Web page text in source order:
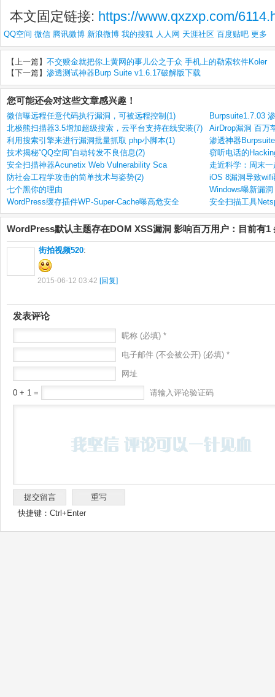
本文固定链接: https://www.qxzxp.com/
QQ空间 微信 腾讯微博 新浪微博 我的搜狐 人人网 天涯社区 百度贴吧 更多
【上一篇】 不交赎金就把你上黄网的事儿公之于众 手机上的勒索软件Koler
【下一篇】 渗透测试神器Burp Suite v1.6.17破解版下载
您可能还会对这些文章感兴趣！
微信曝远程任意代码执行漏洞，可被远程控制(1)
Burpsuite1.7.03
北极熊扫描器3.5增加超级搜索，云平台支持在线安装(7)
AirDrop漏洞 百万
利用搜索引擎来进行漏洞批量抓取 php小脚本(1)
渗透神器
技术揭秘“QQ空间”自动转发不良信息(2)
窃听电话的
安全扫描神器Acunetix Web Vulnerability Sca
走近科学：周末
防社会工程学攻击的简单技术与姿势(2)
iOS 8漏洞导致
七个黑你的理由
Windows曝新漏
WordPress缓存插件WP-Super-Cache曝高危安全
安全扫描工具
WordPress默认主题存在DOM XSS漏洞 影响百万用户：目前有1
街拍视频520:
2015-06-12 03:42 [回复]
发表评论
昵称 (必填) *
电子邮件 (不会被公开) (必填) *
网址
0 + 1 = 请输入评论验证码
快捷键：Ctrl+Enter